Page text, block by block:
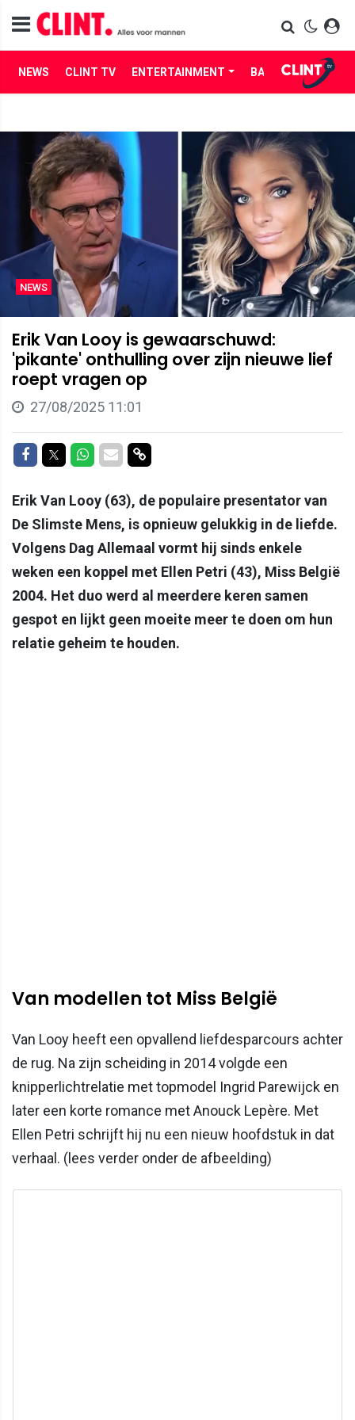
NEWS CLINT TV ENTERTAINMENT BABES LIFE
NEWS
Erik Van Looy is gewaarschuwd:
'pikante' onthulling over zijn nieuwe lief
roept vragen op
27/08/2025 11:01
Delen op Facebook
Delen op Twitter
Delen op Whatsapp
Delen via Mail
Delen via link
Erik Van Looy (63), de populaire presentator van
De Slimste Mens, is opnieuw gelukkig in de liefde.
Volgens Dag Allemaal vormt hij sinds enkele
weken een koppel met Ellen Petri (43), Miss België
2004. Het duo werd al meerdere keren samen
gespot en lijkt geen moeite meer te doen om hun
relatie geheim te houden.
Van modellen tot Miss België
Van Looy heeft een opvallend liefdesparcours achter
de rug. Na zijn scheiding in 2014 volgde een
knipperlichtrelatie met topmodel Ingrid Parewijck en
later een korte romance met Anouck Lepère. Met
Ellen Petri schrijft hij nu een nieuw hoofdstuk in dat
verhaal. (lees verder onder de afbeelding)